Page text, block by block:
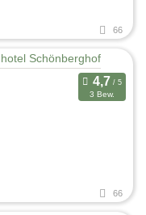
66
3 Bew.
66